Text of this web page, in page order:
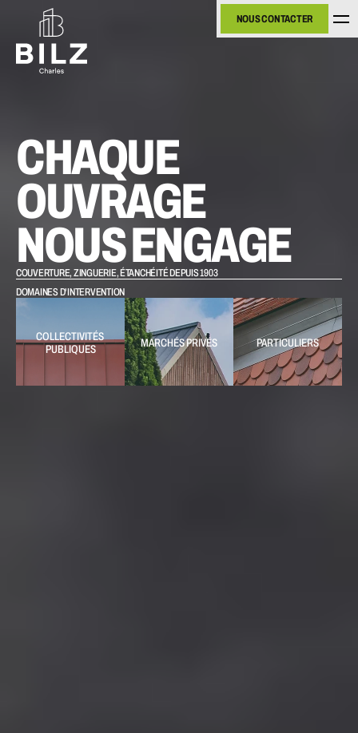
NOUS CONTACTER
CHAQUE
OUVRAGE
NOUS ENGAGE
COUVERTURE, ZINGUERIE, ÉTANCHÉITÉ DEPUIS 1903
DOMAINES D'INTERVENTION
COLLECTIVITÉS
PUBLIQUES
MARCHÉS PRIVÉS PARTICULIERS